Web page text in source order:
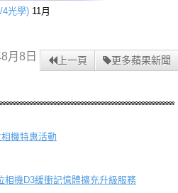
4光學) 11月
月8日 上一頁 更多蘋果新聞
機特惠活動
相機D3緩衝記憶體擴充升級服務